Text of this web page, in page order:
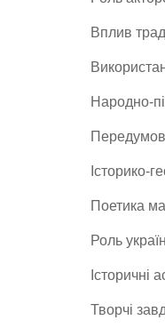
Вплив
Народно-
Історико-
Поетика
Роль
Історичні
Творчі